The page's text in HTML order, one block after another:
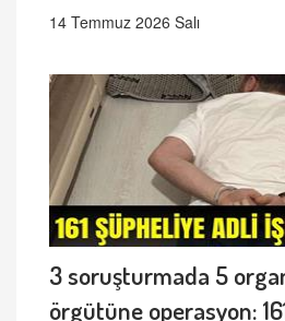
14 Temmuz 2026 Salı
3 soruşturmada 5
örgütüne operasyon: